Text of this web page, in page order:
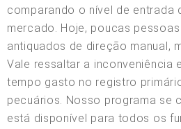
comparando o nível de entrada
mercado. Hoje, poucas
antiquados de direção manual,
Vale ressaltar a inconveniência
tempo gasto no registro
pecuários. Nosso programa se
está disponível para todos os